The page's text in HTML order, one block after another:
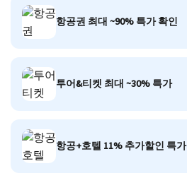
항공권 최대 ~90% 특가 확인
투어&티켓 최대 ~30% 특가
항공+호텔 11% 추가할인 특가